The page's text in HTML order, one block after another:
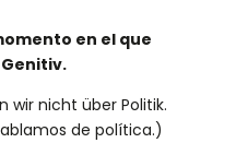
en el que
wir nicht über Politik.
de política.)